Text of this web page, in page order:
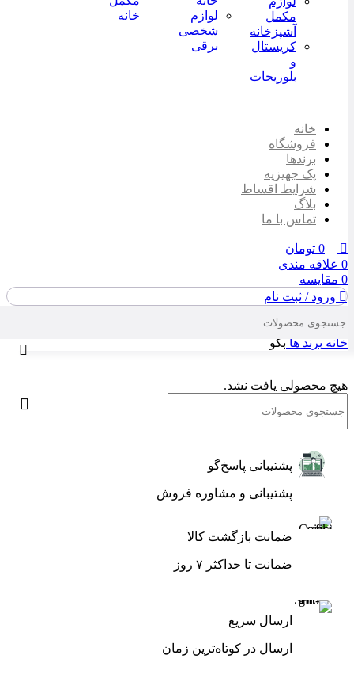
مکمل
آشپزخانه
کریستال
و
بلوریجات
لوازم
شخصی
برقی
خانه
خانه
فروشگاه
برندها
پک جهیزیه
شرایط اقساط
بلاگ
تماس با ما
0 تومان
0 علاقه مندی
0 مقایسه
ورود / ثبت نام
خانه برند ها بکو
هیچ محصولی یافت نشد.
ارسال سریع
ارسال در کوتاه‌ترین زمان
ضمانت بازگشت کالا
ضمانت تا حداکثر ۷ روز
پشتیبانی پاسخ‌گو
پشتیبانی و مشاوره فروش